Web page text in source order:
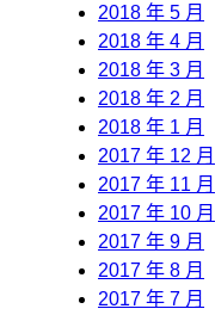
2018 年 5 月
2018 年 4 月
2018 年 3 月
2018 年 2 月
2018 年 1 月
2017 年 12 月
2017 年 11 月
2017 年 10 月
2017 年 9 月
2017 年 8 月
2017 年 7 月